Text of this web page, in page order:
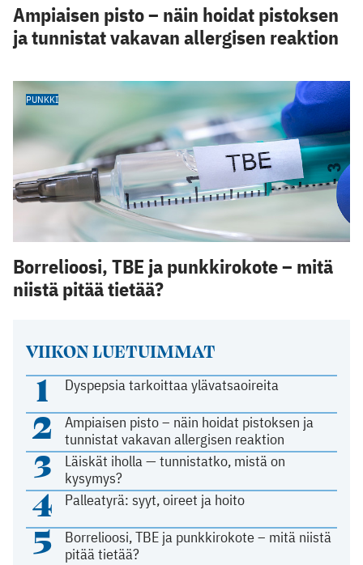
VIIKON LUETUIMMAT
1 Dyspepsia tarkoittaa ylävatsaoireita
2
Ampiaisen pisto – näin hoidat pistoksen ja
tunnistat vakavan allergisen reaktion
3
Läiskät iholla — tunnistatko, mistä on
kysymys?
4 Palleatyrä: syyt, oireet ja hoito
5
Borrelioosi, TBE ja punkkirokote – mitä niistä
pitää tietää?
Ampiaisen pisto – näin hoidat pistoksen
ja tunnistat vakavan allergisen reaktion
PUNKKI
Borrelioosi, TBE ja punkkirokote – mitä
niistä pitää tietää?